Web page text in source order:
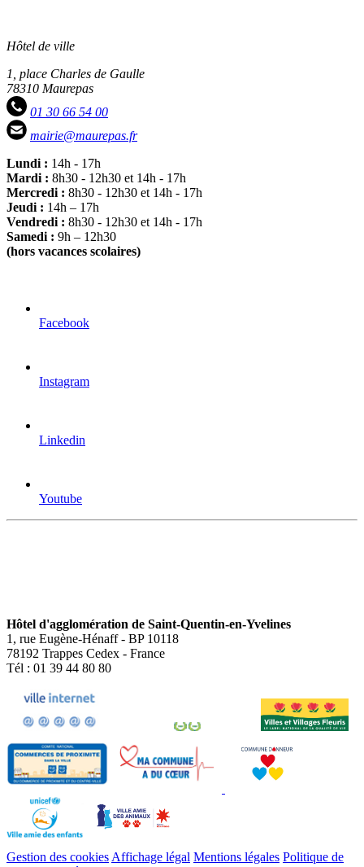
Hôtel de ville
1, place Charles de Gaulle
78310 Maurepas
01 30 66 54 00
mairie@maurepas.fr
Lundi : 14h - 17h
Mardi : 8h30 - 12h30 et 14h - 17h
Mercredi : 8h30 - 12h30 et 14h - 17h
Jeudi : 14h – 17h
Vendredi : 8h30 - 12h30 et 14h - 17h
Samedi : 9h – 12h30
(hors vacances scolaires)
Facebook
Instagram
Linkedin
Youtube
Hôtel d'agglomération de Saint-Quentin-en-Yvelines
1, rue Eugène-Hénaff - BP 10118
78192 Trappes Cedex - France
Tél : 01 39 44 80 80
Gestion des cookies Affichage légal Mentions légales Politique de